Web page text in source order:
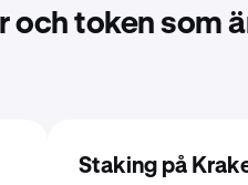
token som
Staking på